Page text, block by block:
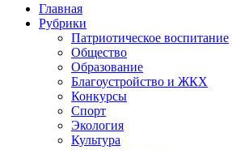
Промотать
содержимому
Главная
Рубрики
Патриотическое воспитание
Общество
Образование
Благоустройство и ЖКХ
Конкурсы
Спорт
Экология
Культура